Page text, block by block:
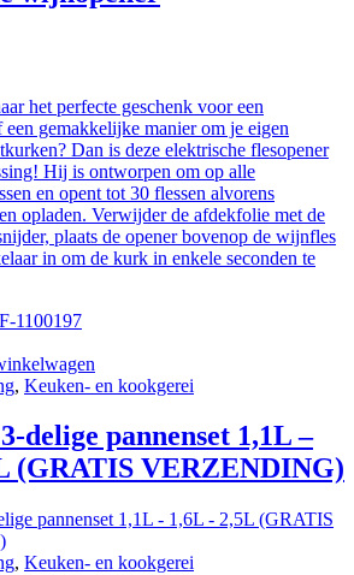
het perfecte geschenk voor een
gemakkelijke manier om je eigen
Dan is deze elektrische flesopener
Hij is ontworpen om op alle
en opent tot 30 flessen alvorens
opladen. Verwijder de afdekfolie met de
plaats de opener bovenop de wijnfles
in om de kurk in enkele seconden te
1100197
, Keuken- en kookgerei
delige pannenset 1,1L –
(GRATIS VERZENDING)
, Keuken- en kookgerei